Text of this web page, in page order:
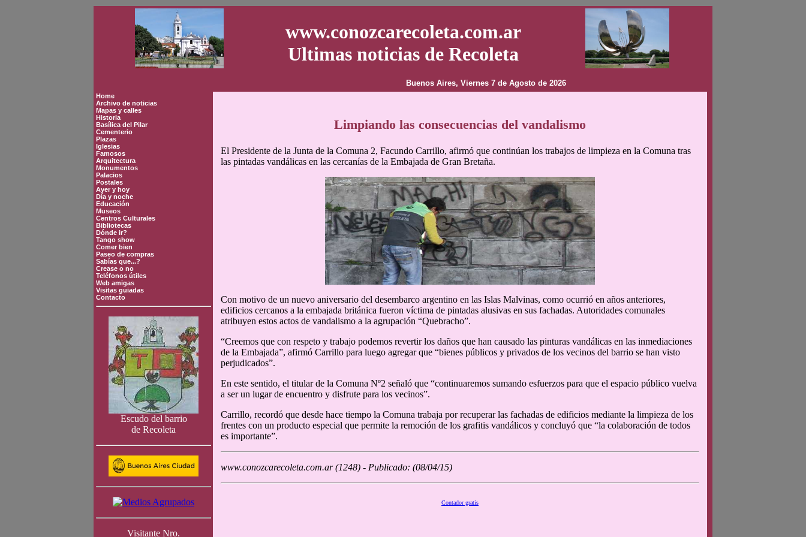
www.conozcarecoleta.com.ar
Ultimas noticias de Recoleta
Buenos Aires, Viernes 7 de Agosto de 2026
Home
Archivo de noticias
Mapas y calles
Historia
Basílica del Pilar
Cementerio
Plazas
Iglesias
Famosos
Arquitectura
Monumentos
Palacios
Postales
Ayer y hoy
Día y noche
Educación
Museos
Centros Culturales
Bibliotecas
Dónde ir?
Tango show
Comer bien
Paseo de compras
Sabías que...?
Crease o no
Teléfonos útiles
Web amigas
Visitas guiadas
Contacto
Escudo del barrio
de Recoleta
Visitante Nro.
Limpiando las consecuencias del vandalismo
El Presidente de la Junta de la Comuna 2, Facundo Carrillo, afirmó que continúan los trabajos de limpieza en la Comuna tras
las pintadas vandálicas en las cercanías de la Embajada de Gran Bretaña.
Con motivo de un nuevo aniversario del desembarco argentino en las Islas Malvinas, como ocurrió en años anteriores,
edificios cercanos a la embajada británica fueron víctima de pintadas alusivas en sus fachadas. Autoridades comunales
atribuyen estos actos de vandalismo a la agrupación “Quebracho”.
“Creemos que con respeto y trabajo podemos revertir los daños que han causado las pinturas vandálicas en las inmediaciones
de la Embajada”, afirmó Carrillo para luego agregar que “bienes públicos y privados de los vecinos del barrio se han visto
perjudicados”.
En este sentido, el titular de la Comuna Nº2 señaló que “continuaremos sumando esfuerzos para que el espacio público vuelva
a ser un lugar de encuentro y disfrute para los vecinos”.
Carrillo, recordó que desde hace tiempo la Comuna trabaja por recuperar las fachadas de edificios mediante la limpieza de los
frentes con un producto especial que permite la remoción de los grafitis vandálicos y concluyó que “la colaboración de todos
es importante”.
www.conozcarecoleta.com.ar (1248) - Publicado: (08/04/15)
Contador gratis